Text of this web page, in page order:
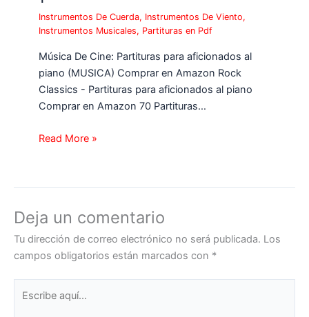
Instrumentos De Cuerda, Instrumentos De Viento,
Instrumentos Musicales, Partituras en Pdf
Música De Cine: Partituras para aficionados al
piano (MUSICA) Comprar en Amazon Rock
Classics - Partituras para aficionados al piano
Comprar en Amazon 70 Partituras…
Read More »
Deja un comentario
Tu dirección de correo electrónico no será publicada. Los
campos obligatorios están marcados con *
aquí...